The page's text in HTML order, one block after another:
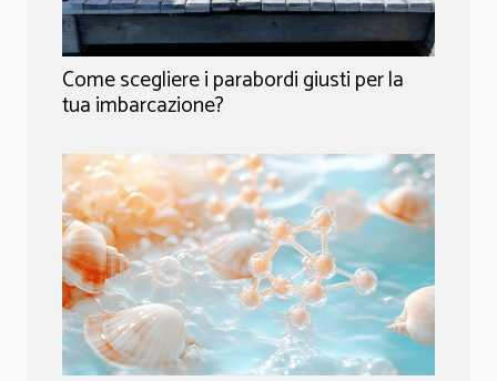
Come scegliere i parabordi giusti per la
tua imbarcazione?